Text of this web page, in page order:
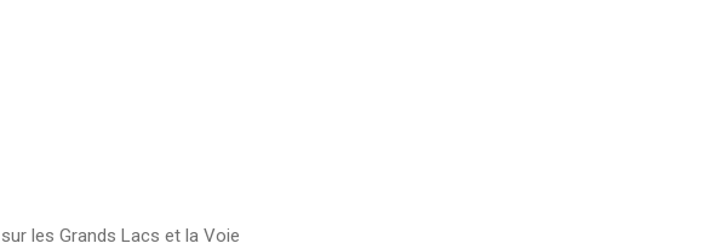
les Grands Lacs et la Voie